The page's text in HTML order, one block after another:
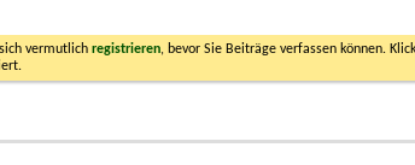
vermutlich registrieren, bevor Sie Beiträge verfassen können.